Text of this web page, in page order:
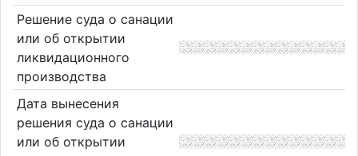
Решение суда о санации
или об открытии
ликвидационного
производства
Дата вынесения
решения суда о санации
или об открытии